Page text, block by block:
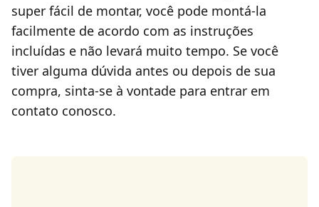
super fácil de montar, você pode montá-la
facilmente de acordo com as instruções
incluídas e não levará muito tempo. Se você
tiver alguma dúvida antes ou depois de sua
compra, sinta-se à vontade para entrar em
contato conosco.